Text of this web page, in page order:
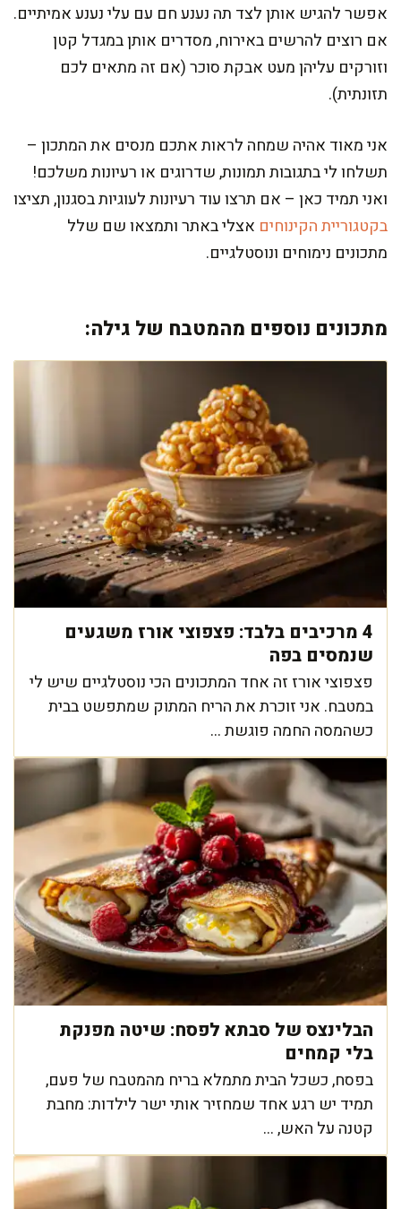
אפשר להגיש אותן לצד תה נענע חם עם עלי נענע אמיתיים.
אם רוצים להרשים באירוח, מסדרים אותן במגדל קטן
וזורקים עליהן מעט אבקת סוכר (אם זה מתאים לכם
תזונתית).
אני מאוד אהיה שמחה לראות אתכם מנסים את המתכון –
תשלחו לי בתגובות תמונות, שדרוגים או רעיונות משלכם!
ואני תמיד כאן – אם תרצו עוד רעיונות לעוגיות בסגנון, תציצו
בקטגוריית הקינוחים אצלי באתר ותמצאו שם שלל
מתכונים נימוחים ונוסטלגיים.
מתכונים נוספים מהמטבח של גילה:
4 מרכיבים בלבד: פצפוצי אורז משגעים
שנמסים בפה
פצפוצי אורז זה אחד המתכונים הכי נוסטלגיים שיש לי
במטבח. אני זוכרת את הריח המתוק שמתפשט בבית
כשהמסה החמה פוגשת ...
הבלינצס של סבתא לפסח: שיטה מפנקת
בלי קמחים
בפסח, כשכל הבית מתמלא בריח מהמטבח של פעם,
תמיד יש רגע אחד שמחזיר אותי ישר לילדות: מחבת
קטנה על האש, ...